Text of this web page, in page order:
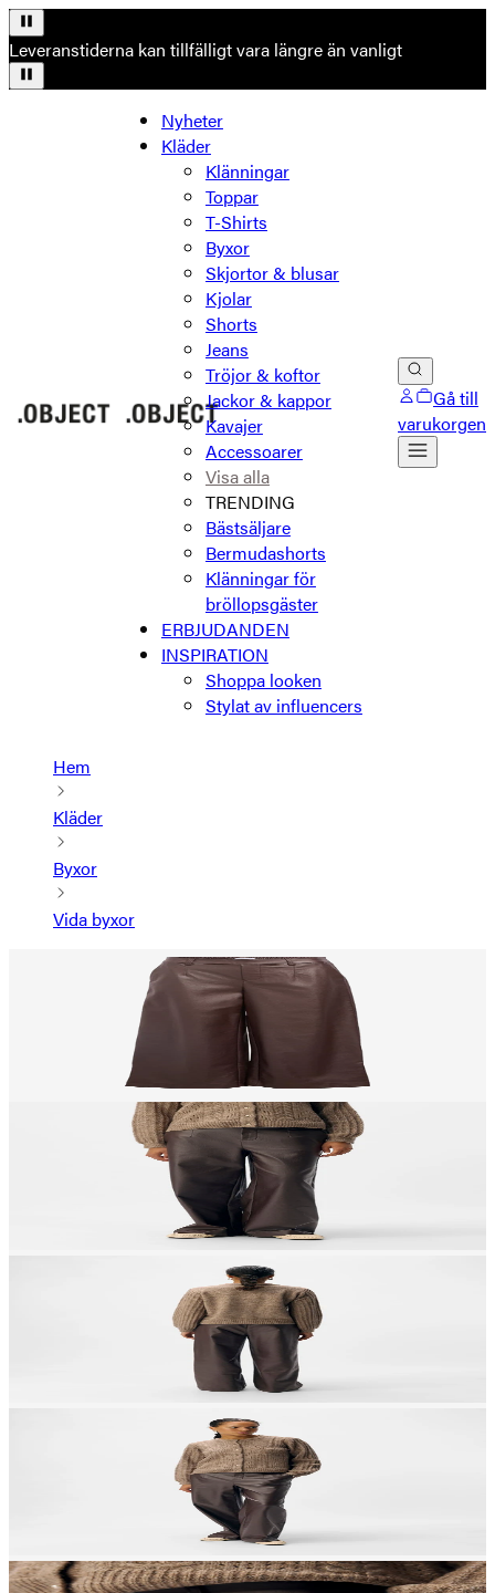
Leveranstiderna kan tillfälligt vara längre än vanligt
Nyheter
Kläder
Klänningar
Toppar
T-Shirts
Byxor
Skjortor & blusar
Kjolar
Shorts
Jeans
Tröjor & koftor
Jackor & kappor
Kavajer
Accessoarer
Visa alla
TRENDING
Bästsäljare
Bermudashorts
Klänningar för
bröllopsgäster
ERBJUDANDEN
INSPIRATION
Shoppa looken
Stylat av influencers
Gå till
varukorgen
Hem
Kläder
Byxor
Vida byxor